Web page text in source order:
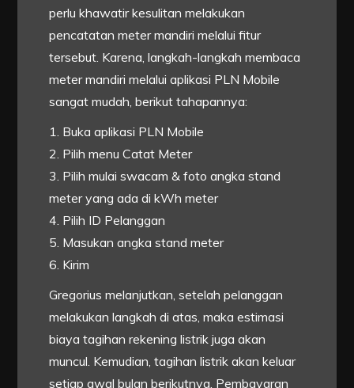
perlu khawatir kesulitan melakukan
pencatatan meter mandiri melalui fitur
tersebut. Karena, langkah-langkah membaca
meter mandiri melalui aplikasi PLN Mobile
sangat mudah, berikut tahapannya:
1. Buka aplikasi PLN Mobile
2. Pilih menu Catat Meter
3. Pilih mulai swacam & foto angka stand
meter yang ada di kWh meter
4. Pilih ID Pelanggan
5. Masukan angka stand meter
6. Kirim
Gregorius melanjutkan, setelah pelanggan
melakukan langkah di atas, maka estimasi
biaya tagihan rekening listrik juga akan
muncul. Kemudian, tagihan listrik akan keluar
setiap awal bulan berikutnya. Pembayaran